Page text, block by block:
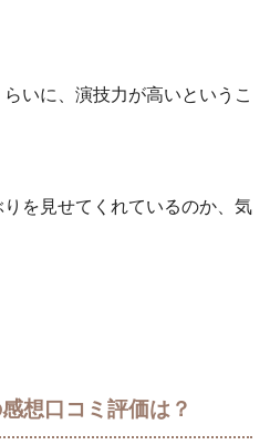
いに、演技力が高いというこ
を見せてくれているのか、気
想口コミ評価は？